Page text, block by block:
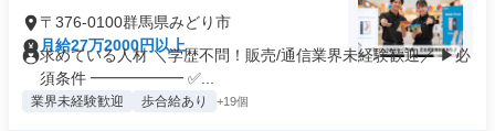
〒376-0100群馬県みどり市
月給27万2000円以上
求めている人材 ＼学歴不問！販売/通信業界未経験歓迎／ ▶必
須条件 ━━━━━━ ✅...
業界未経験歓迎 歩合給あり +19個